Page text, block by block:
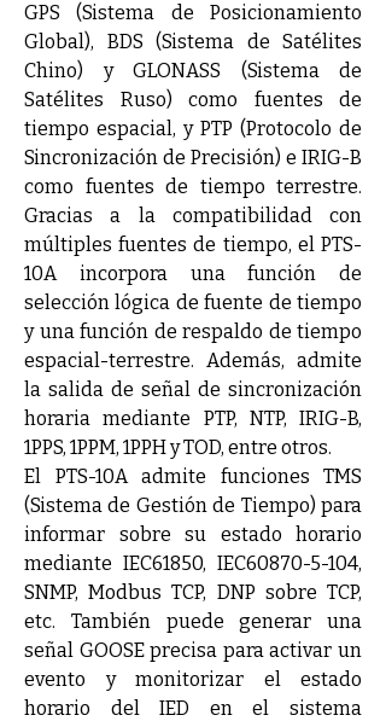
GPS (Sistema de Posicionamiento
Global), BDS (Sistema de Satélites
Chino) y GLONASS (Sistema de
Satélites Ruso) como fuentes de
tiempo espacial, y PTP (Protocolo de
Sincronización de Precisión) e IRIG-B
como fuentes de tiempo terrestre.
Gracias a la compatibilidad con
múltiples fuentes de tiempo, el PTS-
10A incorpora una función de
selección lógica de fuente de tiempo
y una función de respaldo de tiempo
espacial-terrestre. Además, admite
la salida de señal de sincronización
horaria mediante PTP, NTP, IRIG-B,
1PPS, 1PPM, 1PPH y TOD, entre otros.
El PTS-10A admite funciones TMS
(Sistema de Gestión de Tiempo) para
informar sobre su estado horario
mediante IEC61850, IEC60870-5-104,
SNMP, Modbus TCP, DNP sobre TCP,
etc. También puede generar una
señal GOOSE precisa para activar un
evento y monitorizar el estado
horario del IED en el sistema